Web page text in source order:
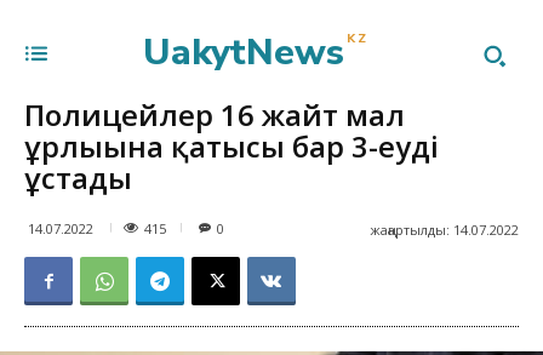
UakytNews KZ
Полицейлер 16 жайт мал
ұрлығына қатысы бар 3-еуді
ұстады
14.07.2022 415 жаңартылды: 14.07.2022
0